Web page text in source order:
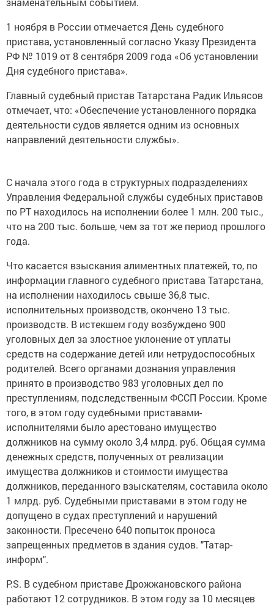
1 ноября в России отмечается День судебного
пристава, установленный согласно Указу Президента
РФ № 1019 от 8 сентября 2009 года «Об установлении
Дня судебного пристава».
Главный судебный пристав Татарстана Радик Ильясов
отмечает, что: «Обеспечение установленного порядка
деятельности судов является одним из основных
направлений деятельности службы».
С начала этого года в структурных подразделениях
Управления Федеральной службы судебных приставов
по РТ находилось на исполнении более 1 млн. 200 тыс.,
что на 200 тыс. больше, чем за тот же период прошлого
года.
Что касается взыскания алиментных платежей, то, по
информации главного судебного пристава Татарстана,
на исполнении находилось свыше 36,8 тыс.
исполнительных производств, окончено 13 тыс.
производств. В истекшем году возбуждено 900
уголовных дел за злостное уклонение от уплаты
средств на содержание детей или нетрудоспособных
родителей. Всего органами дознания управления
принято в производство 983 уголовных дел по
преступлениям, подследственным ФССП России. Кроме
того, в этом году судебными приставами-
исполнителями было арестовано имущество
должников на сумму около 3,4 млрд. руб. Общая сумма
денежных средств, полученных от реализации
имущества должников и стоимости имущества
должников, переданного взыскателям, составила около
1 млрд. руб. Судебными приставами в этом году не
допущено в судах преступлений и нарушений
законности. Пресечено 640 попыток проноса
запрещенных предметов в здания судов. "Татар-
информ".
P.S. В судебном приставе Дрожжановского района
работают 12 сотрудников. В этом году за 10 месяцев